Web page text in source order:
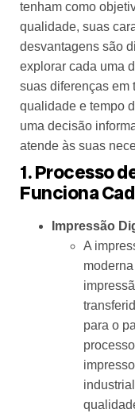
tenham como
qualidade, suas
desvantagens são
explorar cada uma
suas diferenças em
qualidade e tempo
uma decisão
atende às suas
1. Processo
Funciona
Impressão
A
para o